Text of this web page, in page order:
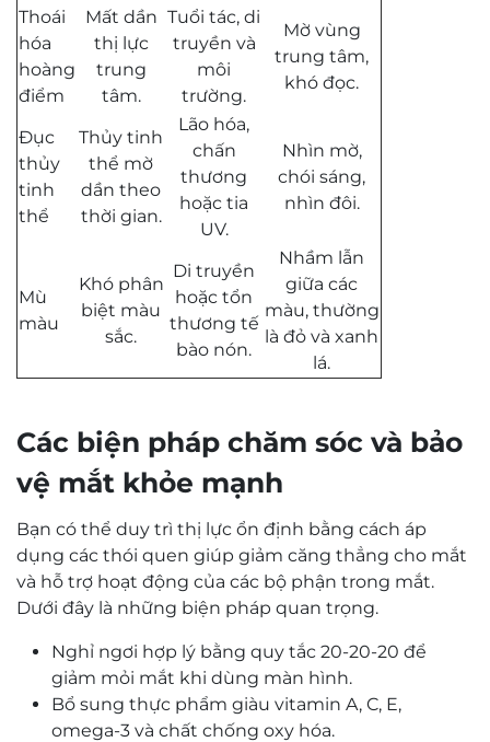
Thoái
hóa
hoàng
điểm
Mất dần
thị lực
trung
tâm.
Tuổi tác, di
truyền và
môi
trường.
Mờ vùng
trung tâm,
khó đọc.
Đục
thủy
tinh
thể
Thủy tinh
thể mờ
dần theo
thời gian.
Lão hóa,
chấn
thương
hoặc tia
UV.
Nhìn mờ,
chói sáng,
nhìn đôi.
Mù
màu
Khó phân
biệt màu
sắc.
Di truyền
hoặc tổn
thương tế
bào nón.
Nhầm lẫn
giữa các
màu, thường
là đỏ và xanh
lá.
Các biện pháp chăm sóc và bảo
vệ mắt khỏe mạnh
Bạn có thể duy trì thị lực ổn định bằng cách áp
dụng các thói quen giúp giảm căng thẳng cho mắt
và hỗ trợ hoạt động của các bộ phận trong mắt.
Dưới đây là những biện pháp quan trọng.
Nghỉ ngơi hợp lý bằng quy tắc 20-20-20 để
giảm mỏi mắt khi dùng màn hình.
Bổ sung thực phẩm giàu vitamin A, C, E,
omega-3 và chất chống oxy hóa.